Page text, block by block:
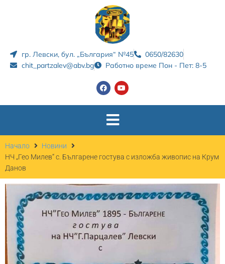
гр. Левски, бул. „България“ №45
0650/82630
chit_partzalev@abv.bg
Работно време Пон - Пет: 8-5
Начало
Новини
НЧ „Гео Милев“ с. Българене гостува с изложба живопис на Крум
Данов